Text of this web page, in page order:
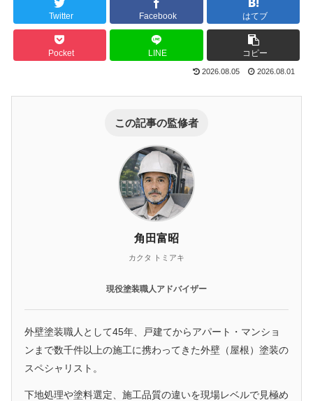
Twitter Facebook はてブ
Pocket LINE コピー
2026.08.05 2026.08.01
この記事の監修者
角田富昭
カクタ トミアキ
現役塗装職人アドバイザー
外壁塗装職人として45年、戸建てからアパート・マンショ
ンまで数千件以上の施工に携わってきた外壁（屋根）塗装の
スペシャリスト。
下地処理や塗料選定、施工品質の違いを現場レベルで見極め